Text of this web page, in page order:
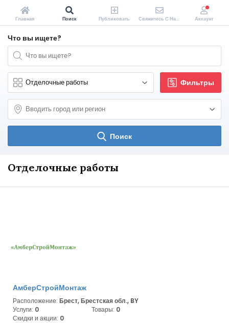
Что вы ищете?
Фильтры
Поиск
Отделочные работы
АмберСтройМонтаж
Расположение: Брест, Брестская обл., BY
Услуги: 0 Товары: 0
Скидки и акции: 0
Главная Поиск Публиковать Свяжитесь С Нами Аккаунт